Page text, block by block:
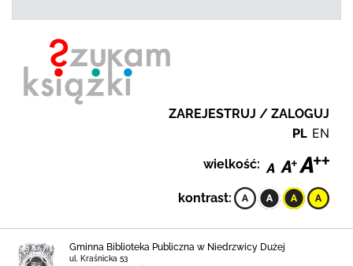
ZAREJESTRUJ / ZALOGUJ
PL EN
wielkość:
kontrast:
Gminna Biblioteka Publiczna w Niedrzwicy Dużej
ul. Kraśnicka 53